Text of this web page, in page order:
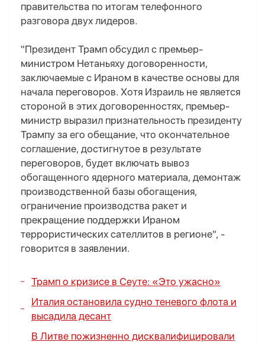
правительства по итогам телефонного
разговора двух лидеров.
"Президент Трамп обсудил с премьер-
министром Нетаньяху договоренности,
заключаемые с Ираном в качестве основы для
начала переговоров. Хотя Израиль не является
стороной в этих договоренностях, премьер-
министр выразил признательность президенту
Трампу за его обещание, что окончательное
соглашение, достигнутое в результате
переговоров, будет включать вывоз
обогащенного ядерного материала, демонтаж
производственной базы обогащения,
ограничение производства ракет и
прекращение поддержки Ираном
террористических сателлитов в регионе", -
говорится в заявлении.
Трамп о кризисе в Сеуте: «Это ужасно»
Италия остановила судно теневого флота и
высадила десант
В Литве пожизненно дисквалифицировали